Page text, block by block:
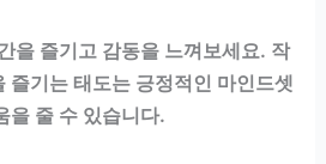
을 즐기고 감동을 느껴보세요. 작
즐기는 태도는 긍정적인 마인드셋
을 줄 수 있습니다.